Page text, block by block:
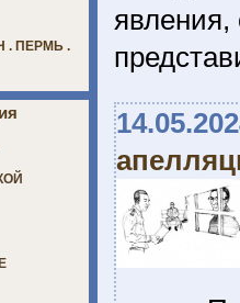
явления,
. ПЕРМЬ .